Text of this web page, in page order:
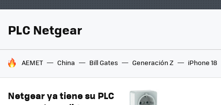
PLC Netgear
HOY SE HABLA DE
AEMET China Bill Gates Generación Z iPhone 18
Netgear ya tiene su PLC